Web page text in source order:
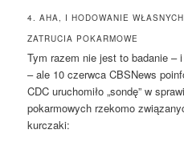
4. AHA, I HODOWANIE
ZATRUCIA POKARMOWE
Tym razem nie jest to badanie –
– ale 10 czerwca CBSNews
CDC uruchomiło „sondę” w
pokarmowych rzekomo
kurczaki: